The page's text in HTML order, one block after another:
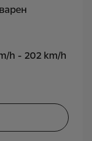
h - 202 km/h